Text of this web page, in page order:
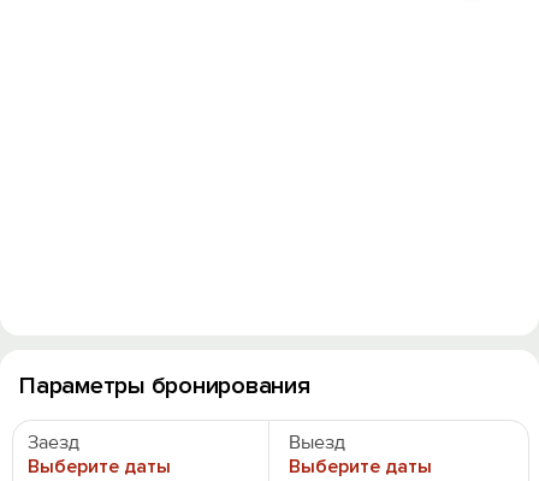
Параметры бронирования
Заезд
Выберите даты
Выезд
Выберите даты